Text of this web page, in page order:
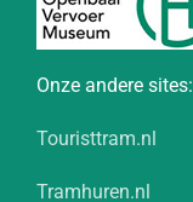
Onze andere sites:
Touristtram.nl
Tramhuren.nl